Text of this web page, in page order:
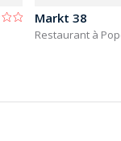
Markt 38
Restaurant à